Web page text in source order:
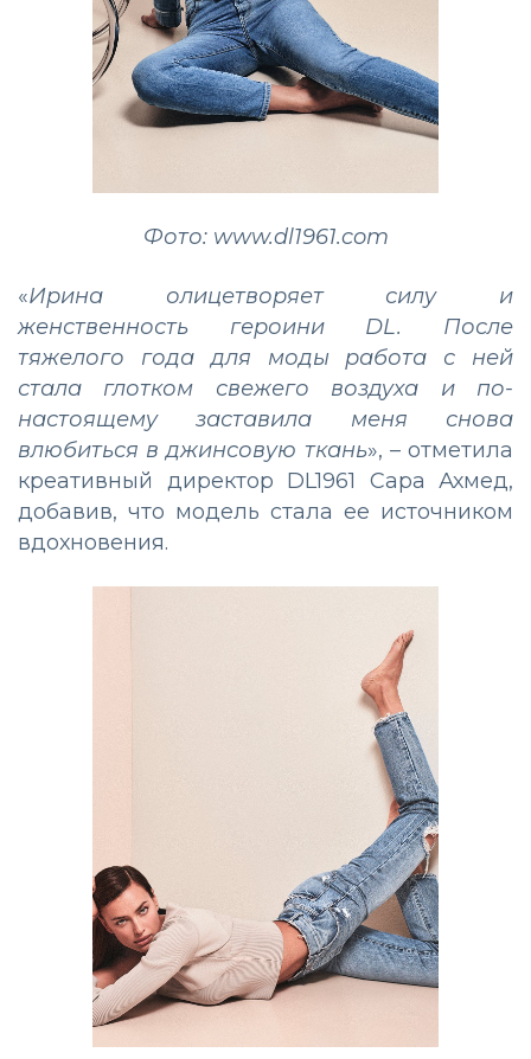
Фото: www.dl1961.com
«Ирина олицетворяет силу и
женственность героини DL. После
тяжелого года для моды работа с ней
стала глотком свежего воздуха и по-
настоящему заставила меня снова
влюбиться в джинсовую ткань», – отметила
креативный директор DL1961 Сара Ахмед,
добавив, что модель стала ее источником
вдохновения.